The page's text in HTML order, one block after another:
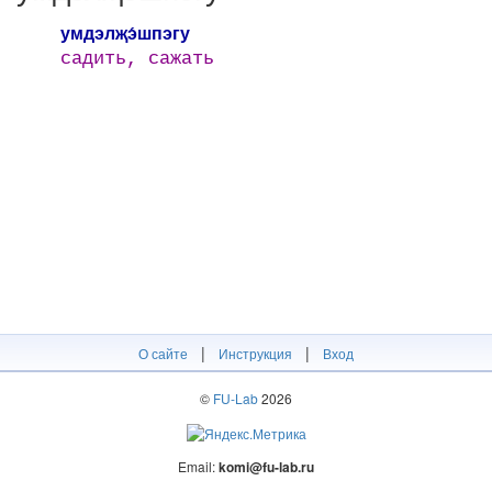
умдэлҗэ́шпэгу
садить, сажать
О сайте | Инструкция | Вход
© FU-Lab2026
Email:komi@fu-lab.ru